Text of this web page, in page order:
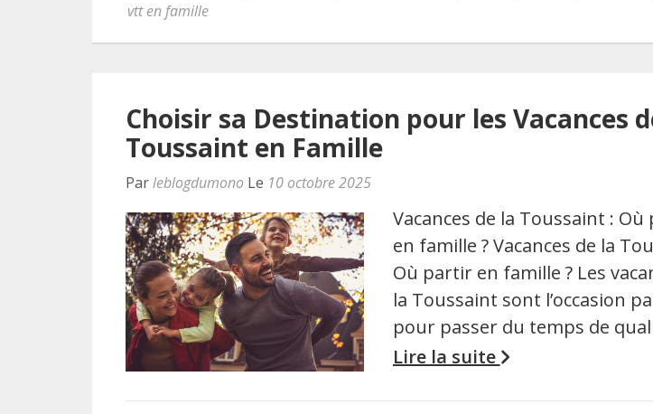
vtt en famille
Choisir sa Destination pour les Vacances
Toussaint en Famille
Parleblogdumono Le 10 octobre 2025
Vacances de la Toussaint :
en famille ? Vacances de la
Où partir en famille ? Les
la Toussaint sont l’occasion
pour passer du temps de
Lire la suite